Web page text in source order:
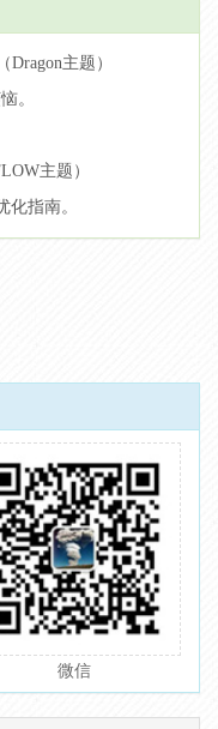
主题）
。
主题）
指南。
微信